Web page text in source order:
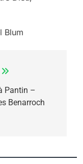
Blum
Pantin –
Benarroch
la plus
le
contre
RÉSILIENTE :